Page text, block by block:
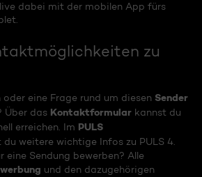
dabei mit der mobilen App fürs
zu
eine Frage rund um diesen Sender
Über das Kontaktformular kannst du
erreichen. Im PULS
weitere wichtige Infos zu PULS 4.
Sendung bewerben? Alle
und den dazugehörigen